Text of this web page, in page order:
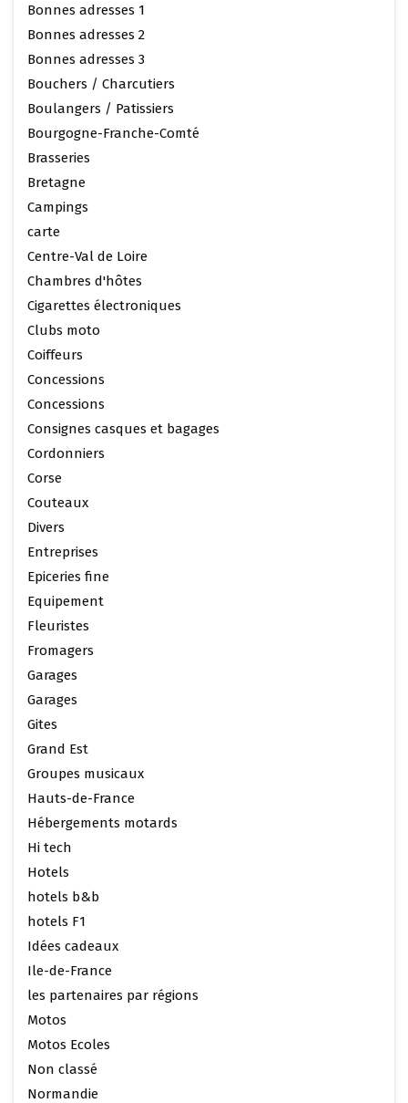
Bonnes adresses 1
Bonnes adresses 2
Bonnes adresses 3
Bouchers / Charcutiers
Boulangers / Patissiers
Bourgogne-Franche-Comté
Brasseries
Bretagne
Campings
carte
Centre-Val de Loire
Chambres d'hôtes
Cigarettes électroniques
Clubs moto
Coiffeurs
Concessions
Concessions
Consignes casques et bagages
Cordonniers
Corse
Couteaux
Divers
Entreprises
Epiceries fine
Equipement
Fleuristes
Fromagers
Garages
Garages
Gites
Grand Est
Groupes musicaux
Hauts-de-France
Hébergements motards
Hi tech
Hotels
hotels b&b
hotels F1
Idées cadeaux
Ile-de-France
les partenaires par régions
Motos
Motos Ecoles
Non classé
Normandie